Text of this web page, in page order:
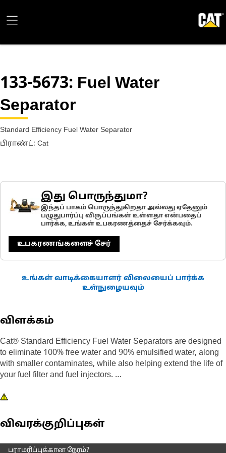
133-5673: Fuel Water
Separator
Standard Efficiency Fuel Water Separator
பிராண்ட்: Cat
இது பொருந்துமா?
இந்தப் பாகம் பொருந்துகிறதா அல்லது ஏதேனும்
பழுதுபார்ப்பு விருப்பங்கள் உள்ளதா என்பதைப்
பார்க்க, உங்கள் உபகரணத்தைச் சேர்க்கவும்.
உபகரணங்களைச் சேர்
உங்கள் வாடிக்கையாளர் விலையைப் பார்க்க
உள்நுழையவும்
விளக்கம்
Cat® Standard Efficiency Fuel Water Separators are designed
to eliminate 100% free water and 90% emulsified water, along
with smaller contaminates, while also helping extend the life of
your fuel filter and fuel injectors.
Designed and built specifically for Cat equipment, our fuel
precision fuel system components.
Choosing genuine Cat filters is the best choice for protecting
விவரக்குறிப்புகள்
பராமரிப்புக்கான நேரம்?